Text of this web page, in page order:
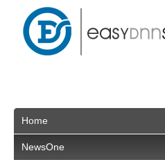
Home
NewsOne